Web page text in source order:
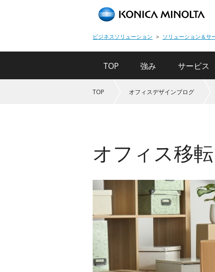
ビジネスソリューション ソリューション＆サ
TOP 強み サービス
TOP オフィスデザインブログ
オフィス移